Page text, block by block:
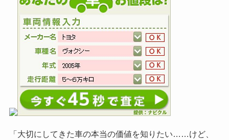
「大切にしてきた車の本当の価値を知りたい……けど、